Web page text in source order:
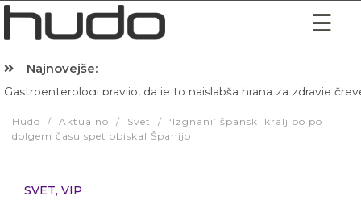
Najnovejše:
Gastroenterologi pravijo, da je to najslabša hrana za zdravje
Hudo / Aktualno / Svet /
‘Izgnani’ španski kralj bo po
dolgem času spet obiskal Španijo
SVET, VIP